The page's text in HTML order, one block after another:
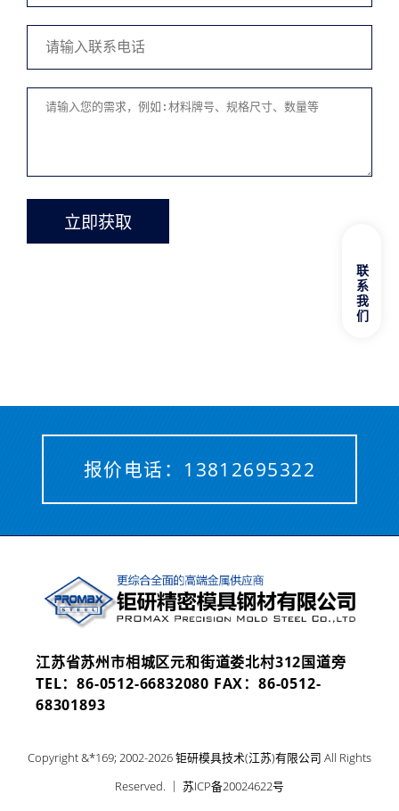
立即获取
报价电话： 13812695322
江苏省苏州市相城区元和街道娄北村312国道旁
TEL：86-0512-66832080 FAX：86-0512-
68301893
Copyright &*169; 2002-2026 钜研模具技术(江苏)有限公司 All Rights
Reserved. ｜ 苏ICP备20024622号
联系我们